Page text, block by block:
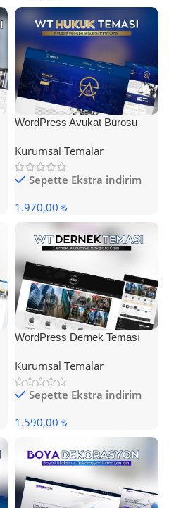
WordPress Avukat Bürosu
Kurumsal Temalar
Sepette Ekstra indirim
1.970,00 ₺
WordPress Dernek Teması
Kurumsal Temalar
Sepette Ekstra indirim
1.590,00 ₺